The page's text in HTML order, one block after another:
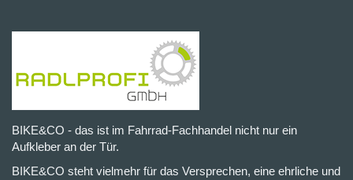
BIKE&CO - das ist im Fahrrad-Fachhandel nicht nur ein
Aufkleber an der Tür.
BIKE&CO steht vielmehr für das Versprechen, eine ehrliche und